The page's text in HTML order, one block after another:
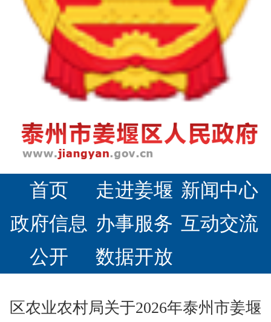
首页 走进姜堰 新闻中心
政府信息
公开
办事服务 互动交流
数据开放
区农业农村局关于2026年泰州市姜堰